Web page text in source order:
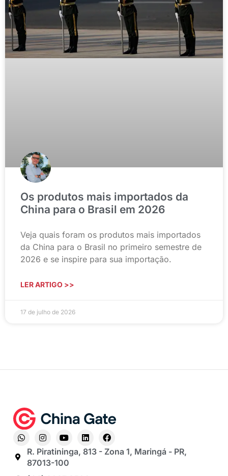
Os produtos mais importados da
China para o Brasil em 2026
Veja quais foram os produtos mais importados
da China para o Brasil no primeiro semestre de
2026 e se inspire para sua importação.
LER ARTIGO >>
17 de julho de 2026
R. Piratininga, 813 - Zona 1, Maringá - PR,
87013-100